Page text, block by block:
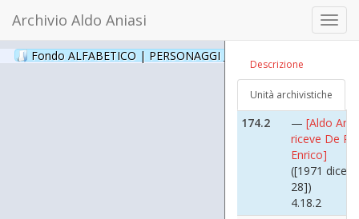
Archivio Aldo Aniasi
Fondo ALFABETICO | PERSONAGGI _ Archivio Fotografico
Descrizione
Unità archivistiche
[Aldo
riceve De
([1971
28])
4.18.1
174.2
— [Aldo
riceve De
Enrico]
([1971
28])
4.18.2